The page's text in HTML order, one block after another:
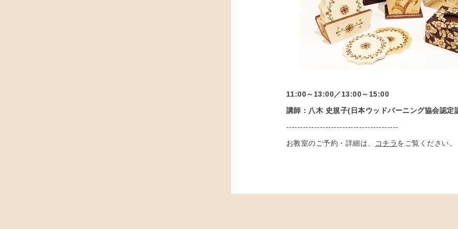
11:00～13:00／13:00～15:00
講師：八木 史規子(日本ウッドバーニング協会認定
----------------------------------------
お教室のご予約・詳細は、
コチラをご覧ください。